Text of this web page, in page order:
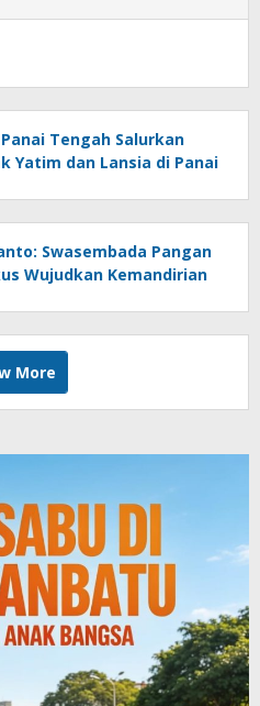
Tengah Salurkan
Yatim dan Lansia di Panai
Swasembada Pangan
Wujudkan Kemandirian
More